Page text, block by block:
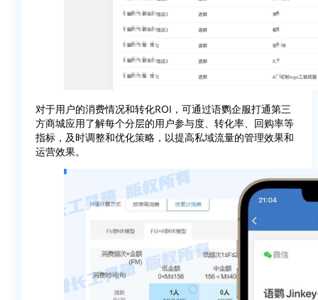
对于用户的消费情况和转化ROI，可通过语鹦企服打通第三
方商城应用了解每个分层的用户参与度、转化率、回购率等
指标，及时调整和优化策略，以提高私域流量的管理效果和
运营效果。